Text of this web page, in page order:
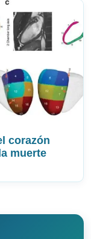
corazón
muerte